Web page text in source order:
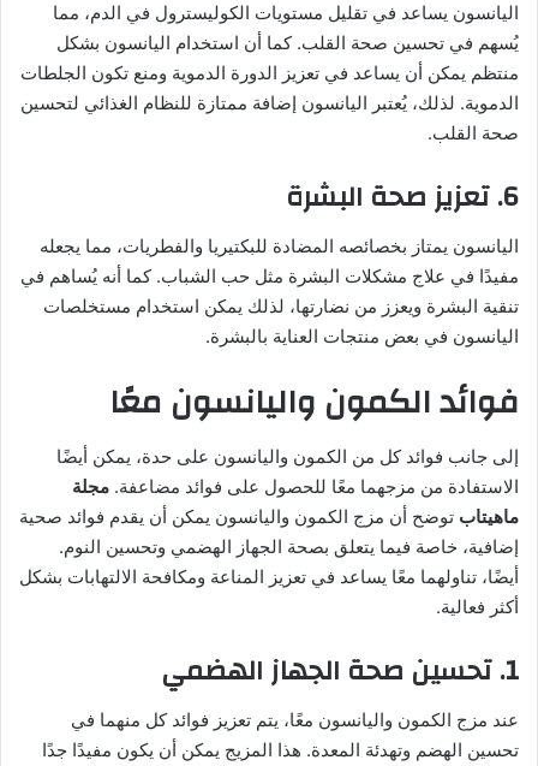
اليانسون يساعد في تقليل مستويات الكوليسترول في الدم، مما
يُسهم في تحسين صحة القلب. كما أن استخدام اليانسون بشكل
منتظم يمكن أن يساعد في تعزيز الدورة الدموية ومنع تكون الجلطات
الدموية. لذلك، يُعتبر اليانسون إضافة ممتازة للنظام الغذائي لتحسين
صحة القلب.
6. تعزيز صحة البشرة
اليانسون يمتاز بخصائصه المضادة للبكتيريا والفطريات، مما يجعله
مفيدًا في علاج مشكلات البشرة مثل حب الشباب. كما أنه يُساهم في
تنقية البشرة ويعزز من نضارتها، لذلك يمكن استخدام مستخلصات
اليانسون في بعض منتجات العناية بالبشرة.
فوائد الكمون واليانسون معًا
إلى جانب فوائد كل من الكمون واليانسون على حدة، يمكن أيضًا
الاستفادة من مزجهما معًا للحصول على فوائد مضاعفة. مجلة
ماهيتاب توضح أن مزج الكمون واليانسون يمكن أن يقدم فوائد صحية
إضافية، خاصة فيما يتعلق بصحة الجهاز الهضمي وتحسين النوم.
أيضًا، تناولهما معًا يساعد في تعزيز المناعة ومكافحة الالتهابات بشكل
أكثر فعالية.
1. تحسين صحة الجهاز الهضمي
عند مزج الكمون واليانسون معًا، يتم تعزيز فوائد كل منهما في
تحسين الهضم وتهدئة المعدة. هذا المزيج يمكن أن يكون مفيدًا جدًا